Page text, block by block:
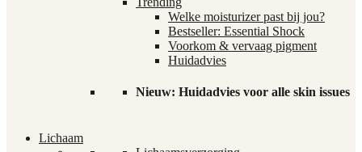
Welke moisturizer past bij jou?
Bestseller: Essential Shock
Voorkom & vervaag pigment
Huidadvies
Nieuw: Huidadvies voor alle skin issues
Lichaam